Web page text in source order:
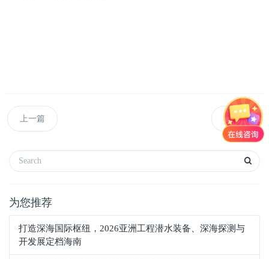
上一篇 下一篇
为您推荐
打造深海国际枢纽，2026亚洲工程潜水装备、深海探测与
开发展定档海南